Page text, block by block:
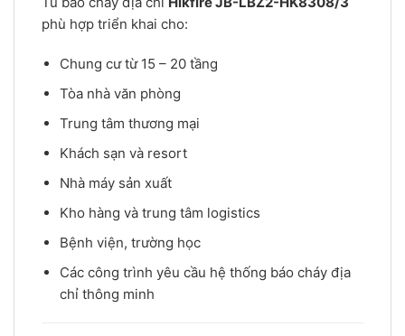
phù hợp triển khai cho:
Chung cư từ 15 – 20 tầng
Tòa nhà văn phòng
Trung tâm thương mại
Khách sạn và resort
Nhà máy sản xuất
Kho hàng và trung tâm logistics
Bệnh viện, trường học
Các công trình yêu cầu hệ thống báo cháy địa
chỉ thông minh